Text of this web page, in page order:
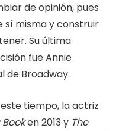
de opinión, pues
sí misma y construir
Su última
fue Annie
de Broadway.
este tiempo, la actriz
Booken 2013 y The